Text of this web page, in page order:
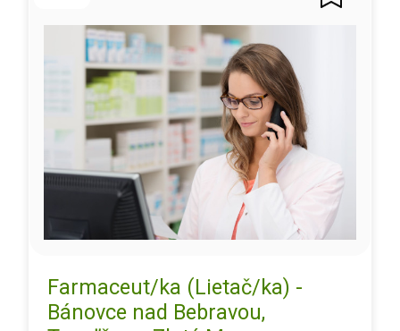
Farmaceut/ka (Lietač/ka) -
Bánovce nad Bebravou,